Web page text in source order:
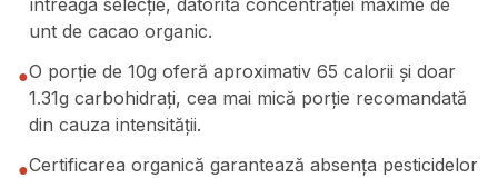
întreaga selecție, datorită concentrației maxime de
unt de cacao organic.
●O porție de 10g oferă aproximativ 65 calorii și doar
1.31g carbohidrați, cea mai mică porție recomandată
din cauza intensității.
●Certificarea organică garantează absența pesticidelor